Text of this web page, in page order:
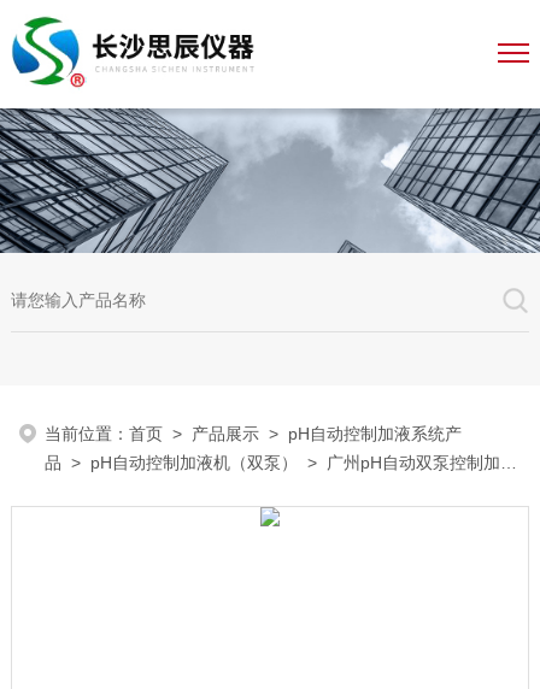
当前位置：首页 > 产品展示 > pH自动控制加液系统产
品 > pH自动控制加液机（双泵）
> 广州pH自动双泵控制加液